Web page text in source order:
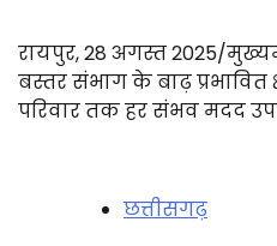
रायपुर, 28 अगस्त 2025/
बस्तर संभाग के बाढ़ प्रभावित
परिवार तक हर संभव मदद
छत्तीसगढ़